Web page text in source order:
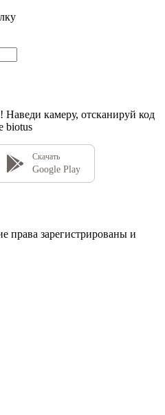
Наведи камеру, отсканируй код
biotus
Скачать
Google Play
права зарегистрированы и